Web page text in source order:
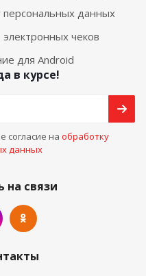
данных
чеков
для Android
в курсе!
согласие на обработку
данных
на связи